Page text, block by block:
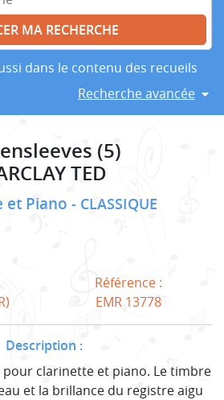
dans le contenu des recueils
Recherche avancée
(5)
TED
et Piano CLASSIQUE
Référence :
EMR 13778
Description :
pour clarinette et piano. Le timbre
et la brillance du registre aigu